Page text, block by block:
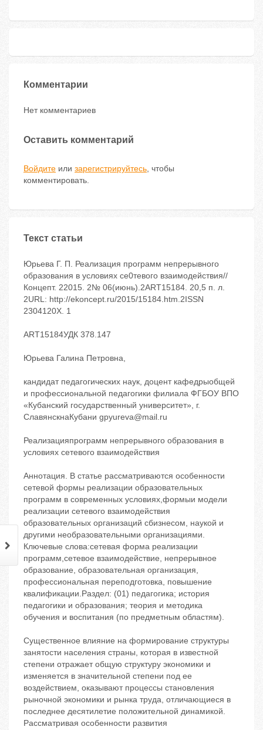
Комментарии
Нет комментариев
Оставить комментарий
Войдите или зарегистрируйтесь, чтобы
комментировать.
Текст статьи
Юрьева Г. П. Реализация программ непрерывного
образования в условиях се0тевого взаимодействия//
Концепт. 22015. 2№ 06(июнь).2ART15184. 20,5 п. л.
2URL: http://ekoncept.ru/2015/15184.htm.2ISSN
2304120X. 1
ART15184УДК 378.147
Юрьева Галина Петровна,
кандидат педагогических наук, доцент кафедрыобщей
и профессиональной педагогики филиала ФГБОУ ВПО
«Кубанский государственный университет», г.
СлавянскнаКубани gpyureva@mail.ru
Реализацияпрограмм непрерывного образования в
условиях сетевого взаимодействия
Аннотация. В статье рассматриваются особенности
сетевой формы реализации образовательных
программ в современных условиях,формыи модели
реализации сетевого взаимодействия
образовательных организаций сбизнесом, наукой и
другими необразовательными организациями.
Ключевые слова:сетевая форма реализации
программ,сетевое взаимодействие, непрерывное
образование, образовательная организация,
профессиональная переподготовка, повышение
квалификации.Раздел: (01) педагогика; история
педагогики и образования; теория и методика
обучения и воспитания (по предметным областям).
Существенное влияние на формирование структуры
занятости населения страны, которая в известной
степени отражает общую структуру экономики и
изменяется в значительной степени под ее
воздействием, оказывают процессы становления
рыночной экономики и рынка труда, отличающиеся в
последнее десятилетие положительной динамикой.
Рассматривая особенности развития